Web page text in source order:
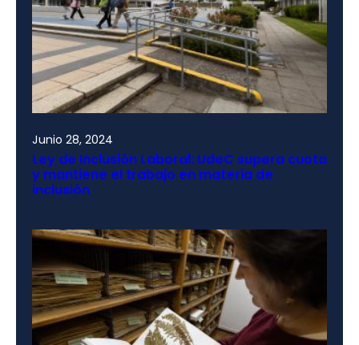
Junio 28, 2024
Ley de Inclusión Laboral: UdeC supera cuota
y mantiene el trabajo en materia de
inclusión